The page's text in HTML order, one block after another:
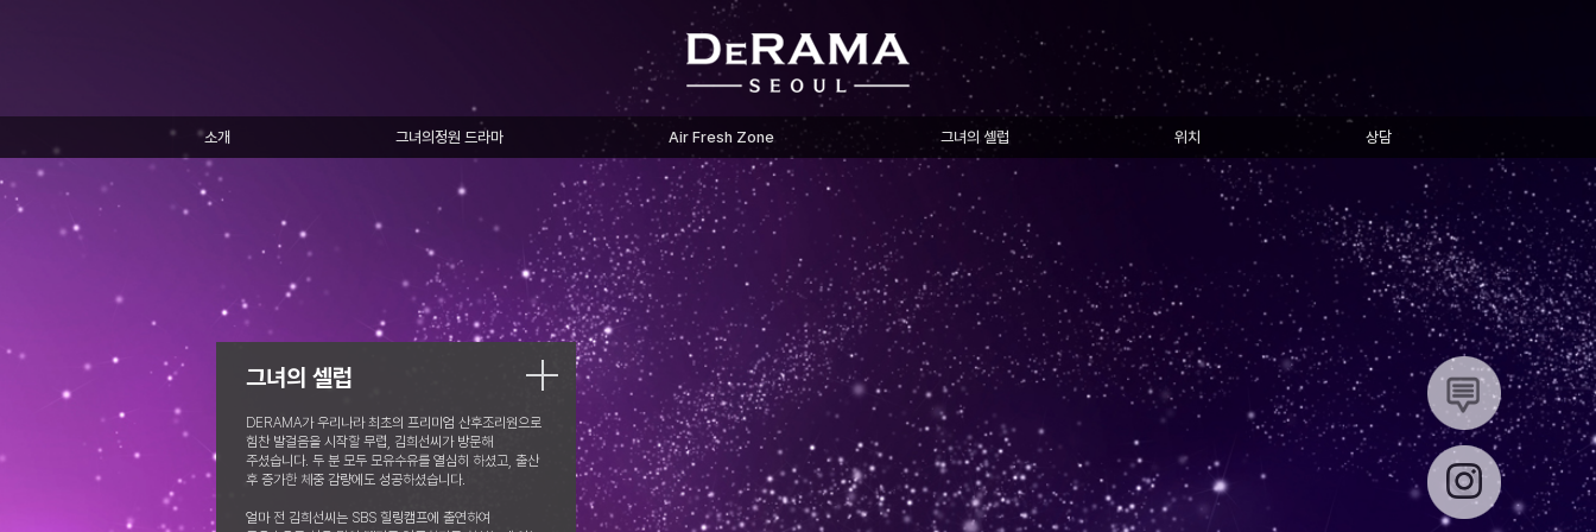
소개 그녀의정원 드라마 Air Fresh Zone 그녀의 셀럽 위치 상담
그녀의 셀럽
DERAMA가 우리나라 최초의 프리미엄 산후조리원으로
힘찬 발걸음을 시작할 무렵, 김희선씨가 방문해
주셨습니다. 두 분 모두 모유수유를 열심히 하셨고, 출산
후 증가한 체중 감량에도 성공하셨습니다.
얼마 전 김희선씨는 SBS 힐링캠프에 출연하여